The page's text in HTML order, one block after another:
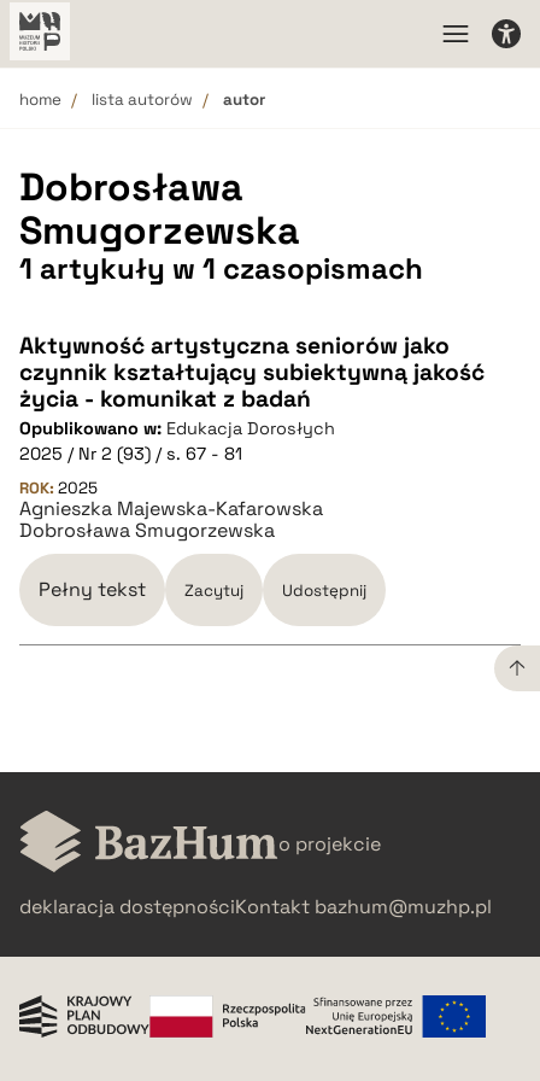
home lista autorów autor
Dobrosława
Smugorzewska
1 artykuły w 1 czasopismach
Aktywność artystyczna seniorów jako
czynnik kształtujący subiektywną jakość
życia - komunikat z badań
Opublikowano w: Edukacja Dorosłych
2025 / Nr 2 (93) / s. 67 - 81
ROK: 2025
Agnieszka Majewska-Kafarowska
Dobrosława Smugorzewska
Pełny tekst Zacytuj Udostępnij
BIBTEX
o projekcie
deklaracja dostępnościKontakt bazhum@muzhp.pl